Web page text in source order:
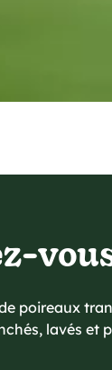
poireaux
lavés et